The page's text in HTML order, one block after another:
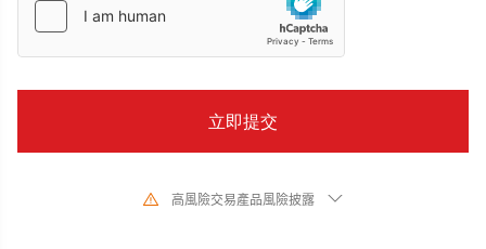
高風險交易產品風險披露